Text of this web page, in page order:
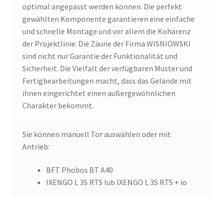
optimal angepasst werden können. Die perfekt
gewählten Komponente garantieren eine einfache
und schnelle Montage und vor allem die Kohärenz
der Projektlinie. Die Zäune der Firma WISNIOWSKI
sind nicht nur Garantie der Funktionalität und
Sicherheit. Die Vielfalt der verfügbaren Muster und
Fertigbearbeitungen macht, dass das Gelände mit
ihnen eingerichtet einen außergewöhnlichen
Charakter bekommt.
Sie können manuell Tor auswählen oder mit
Antrieb:
BFT Phobos BT A40
IXENGO L 3S RTS lub IXENGO L 3S RTS + io